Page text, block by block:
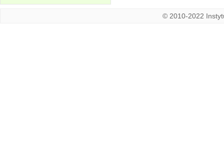
© 2010-2022